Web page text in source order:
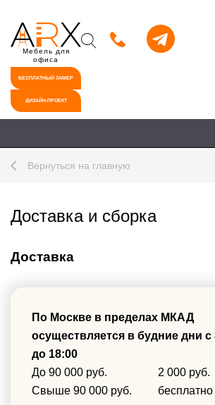
Мебель для
офиса
БЕСПЛАТНЫЙ ЗАМЕР
ДИЗАЙН-ПРОЕКТ
Вернуться на главную
Доставка и сборка
Доставка
По Москве в пределах МКАД
осуществляется в будние дни с
до 18:00
До 90 000 руб.
2 000 руб.
Свыше 90 000 руб.
бесплатно